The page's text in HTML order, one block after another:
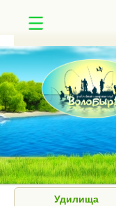
Удилища